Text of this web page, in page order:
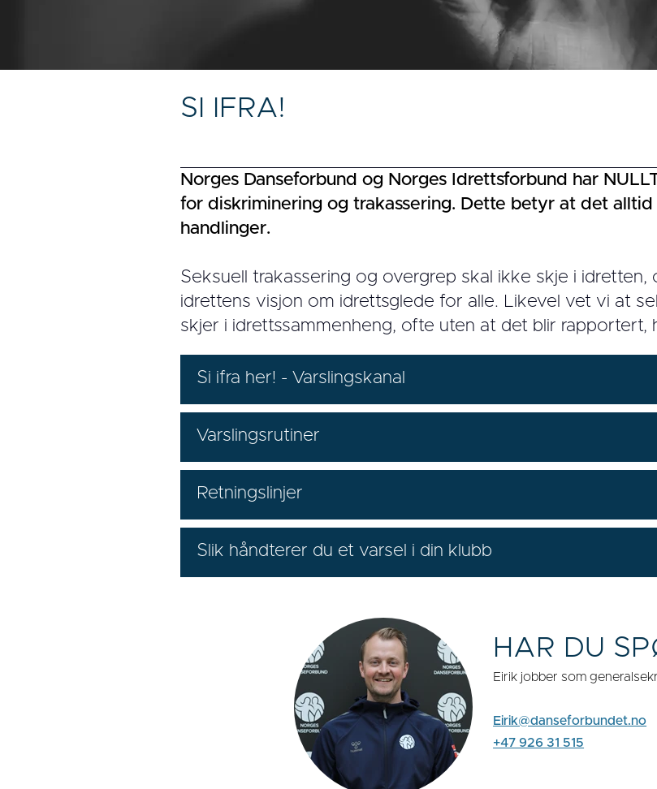
SI IFRA!
Norges Danseforbund og Norges Idrettsforbund har
for diskriminering og trakassering. Dette betyr at det alltid
handlinger.
Seksuell trakassering og overgrep skal ikke skje i idretten,
idrettens visjon om idrettsglede for alle. Likevel vet vi at
skjer i idrettssammenheng, ofte uten at det blir rapportert,
Si ifra her! - Varslingskanal
Varslingsrutiner
Retningslinjer
Slik håndterer du et varsel i din klubb
HAR DU
Eirik jobber som
Eirik@danseforbundet.no
+47 926 31 515